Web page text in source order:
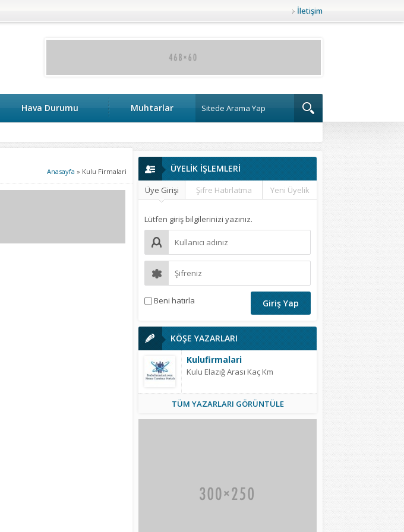
İletişim
Hava Durumu Muhtarlar
Anasayfa » Kulu Firmalari ÜYELİK İŞLEMLERİ
Üye Girişi Şifre Hatırlatma Yeni Üyelik
Lütfen giriş bilgilerinizi yazınız.
Beni hatırla
KÖŞE YAZARLARI
Kulufirmalari
Kulu Elazığ Arası Kaç Km
TÜM YAZARLARI GÖRÜNTÜLE